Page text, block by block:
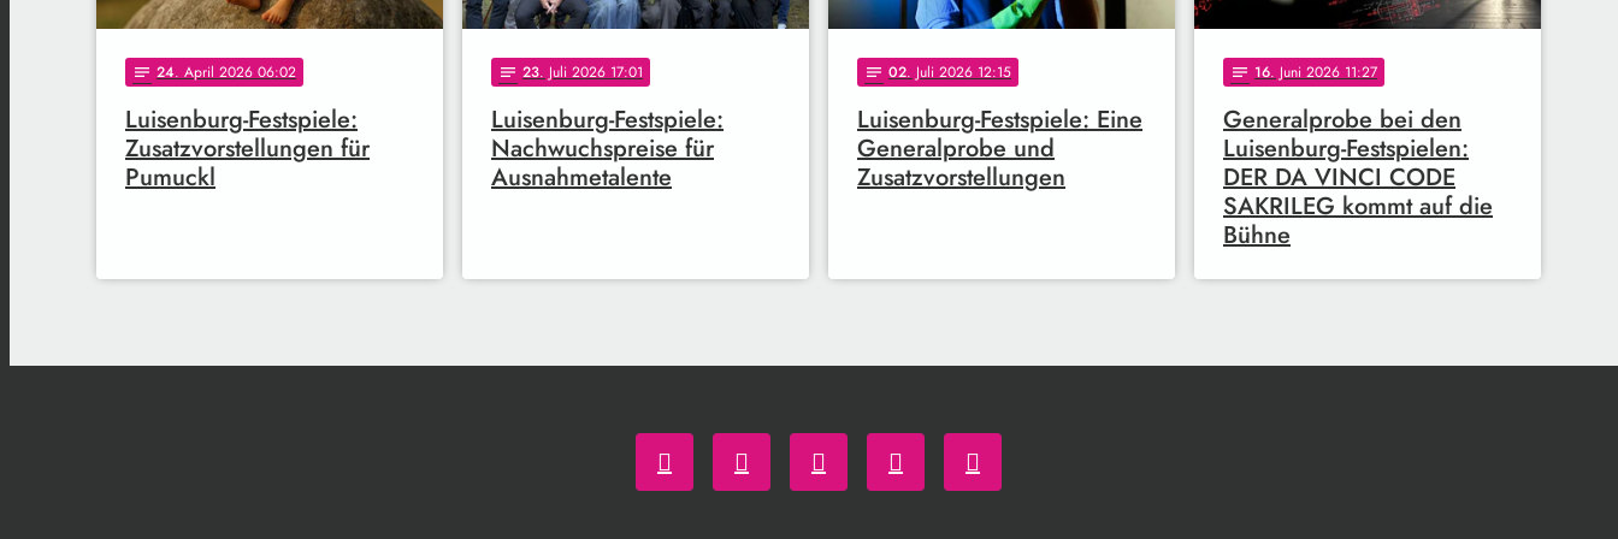
notes 24. April 2026 06:02
Luisenburg-Festspiele:
Zusatzvorstellungen für
Pumuckl
notes 23. Juli 2026 17:01
Luisenburg-Festspiele:
Nachwuchspreise für
Ausnahmetalente
notes 02. Juli 2026 12:15
Luisenburg-Festspiele: Eine
Generalprobe und
Zusatzvorstellungen
notes 16. Juni 2026 11:27
Generalprobe bei den
Luisenburg-Festspielen:
DER DA VINCI CODE
SAKRILEG kommt auf die
Bühne